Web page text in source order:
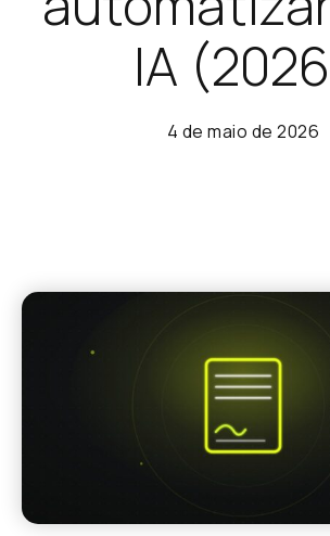
IA
4 de maio de 2026